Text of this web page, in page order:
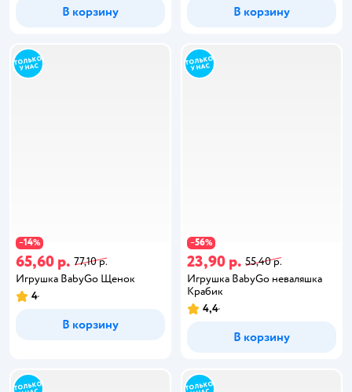
В корзину В корзину
−14%
65,60 р. 77,10 р.
Игрушка BabyGo Щенок
4
В корзину
−56%
23,90 р. 55,40 р.
Игрушка BabyGo неваляшка
Крабик
4,4
В корзину